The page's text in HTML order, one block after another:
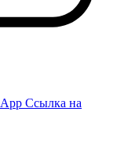
Ссылка на